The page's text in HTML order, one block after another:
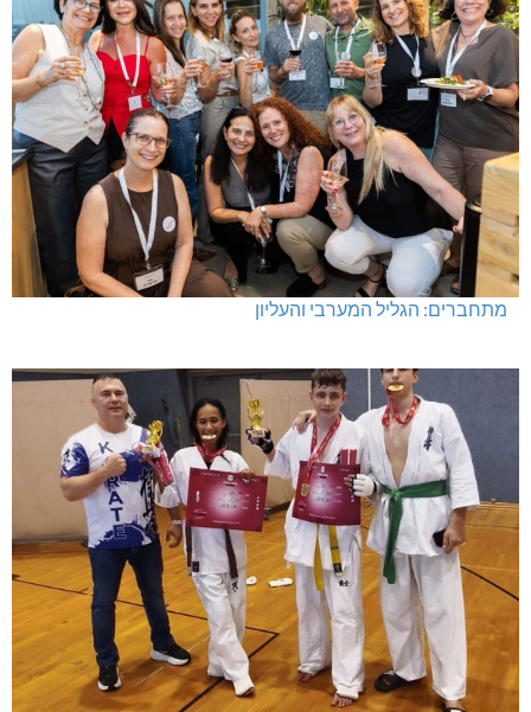
מתחברים: הגליל המערבי והעליון